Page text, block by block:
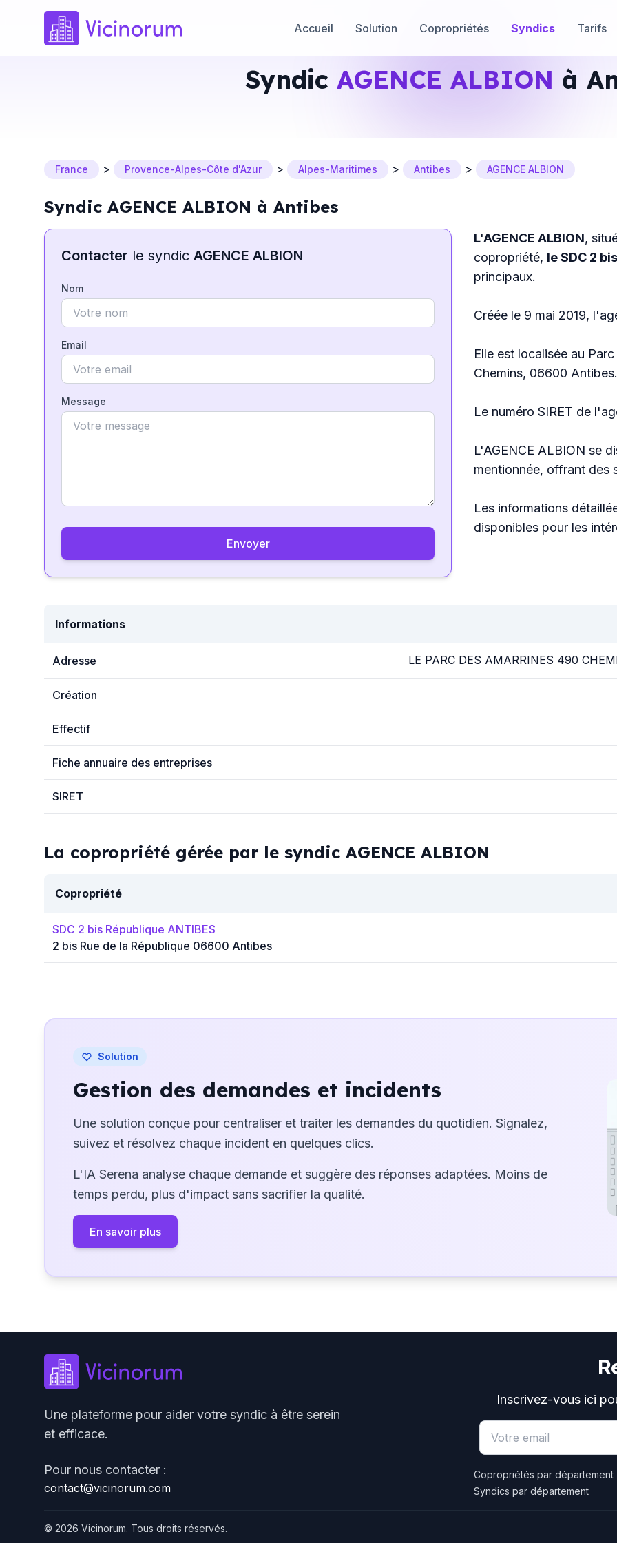
Accueil Solution Copropriétés Syndics Tarifs
Syndic AGENCE ALBION à
France > Provence-Alpes-Côte d'Azur > Alpes-Maritimes > Antibes > AGENCE ALBION
Syndic AGENCE ALBION à Antibes
Contacter le syndic AGENCE ALBION
Nom
Email
Message
Envoyer
L'AGENCE ALBION,
copropriété, le SDC 2
principaux.
Créée le 9 mai 2019,
Elle est localisée au
Chemins, 06600 Antibes.
Le numéro SIRET de
L'AGENCE ALBION se
mentionnée, offrant des
Les informations
disponibles pour les
Informations
Adresse LE PARC DES AMARRINES 490
Création
Effectif
Fiche annuaire des entreprises
SIRET
La copropriété gérée par le syndic AGENCE ALBION
Copropriété
SDC 2 bis République ANTIBES
2 bis Rue de la République 06600 Antibes
Solution
Gestion des demandes et incidents
Une solution conçue pour centraliser et traiter les demandes du quotidien. Signalez,
suivez et résolvez chaque incident en quelques clics.
L'IA Serena analyse chaque demande et suggère des réponses adaptées. Moins de
temps perdu, plus d'impact sans sacrifier la qualité.
En savoir plus
Une plateforme pour aider votre syndic à être serein
et efficace.
Pour nous contacter :
contact@vicinorum.com
Inscrivez-vous ici
Email address
Copropriétés par département
Syndics par département
© 2026 Vicinorum. Tous droits réservés.